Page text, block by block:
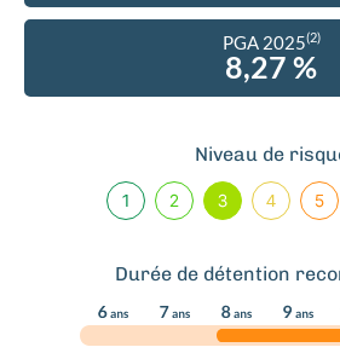
PGA 2025(2)
8,27 %
Niveau de
Durée de détention